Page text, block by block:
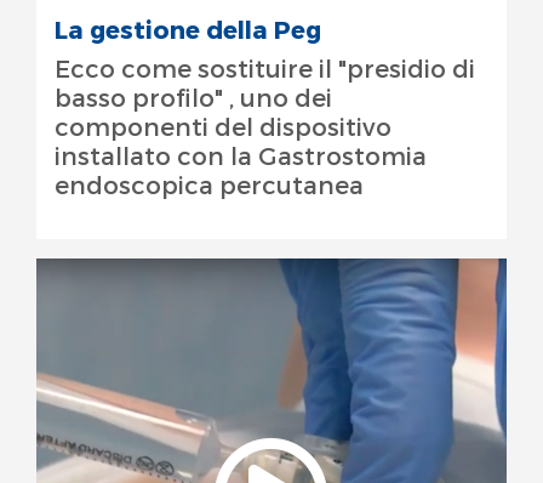
La gestione della Peg
Ecco come sostituire il "presidio di
basso profilo" , uno dei
componenti del dispositivo
installato con la Gastrostomia
endoscopica percutanea